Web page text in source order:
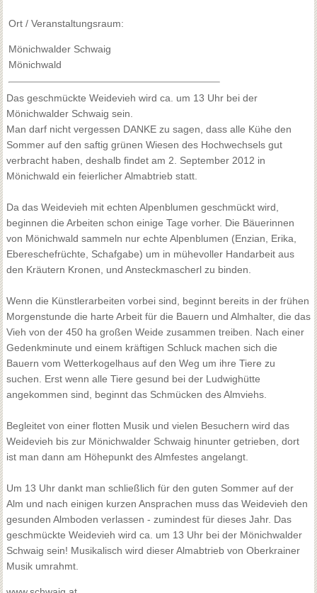
Ort / Veranstaltungsraum:
Mönichwalder Schwaig
Mönichwald
Das geschmückte Weidevieh wird ca. um 13 Uhr bei der
Mönichwalder Schwaig sein.
Man darf nicht vergessen DANKE zu sagen, dass alle Kühe den
Sommer auf den saftig grünen Wiesen des Hochwechsels gut
verbracht haben, deshalb findet am 2. September 2012 in
Mönichwald ein feierlicher Almabtrieb statt.
Da das Weidevieh mit echten Alpenblumen geschmückt wird,
beginnen die Arbeiten schon einige Tage vorher. Die Bäuerinnen
von Mönichwald sammeln nur echte Alpenblumen (Enzian, Erika,
Ebereschefrüchte, Schafgabe) um in mühevoller Handarbeit aus
den Kräutern Kronen, und Ansteckmascherl zu binden.
Wenn die Künstlerarbeiten vorbei sind, beginnt bereits in der frühen
Morgenstunde die harte Arbeit für die Bauern und Almhalter, die das
Vieh von der 450 ha großen Weide zusammen treiben. Nach einer
Gedenkminute und einem kräftigen Schluck machen sich die
Bauern vom Wetterkogelhaus auf den Weg um ihre Tiere zu
suchen. Erst wenn alle Tiere gesund bei der Ludwighütte
angekommen sind, beginnt das Schmücken des Almviehs.
Begleitet von einer flotten Musik und vielen Besuchern wird das
Weidevieh bis zur Mönichwalder Schwaig hinunter getrieben, dort
ist man dann am Höhepunkt des Almfestes angelangt.
Um 13 Uhr dankt man schließlich für den guten Sommer auf der
Alm und nach einigen kurzen Ansprachen muss das Weidevieh den
gesunden Almboden verlassen - zumindest für dieses Jahr. Das
geschmückte Weidevieh wird ca. um 13 Uhr bei der Mönichwalder
Schwaig sein! Musikalisch wird dieser Almabtrieb von Oberkrainer
Musik umrahmt.